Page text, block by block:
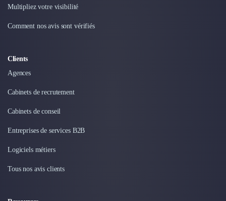
Multipliez votre visibilité
Comment nos avis sont vérifiés
Clients
Agences
Cabinets de recrutement
Cabinets de conseil
Entreprises de services B2B
Logiciels métiers
Tous nos avis clients